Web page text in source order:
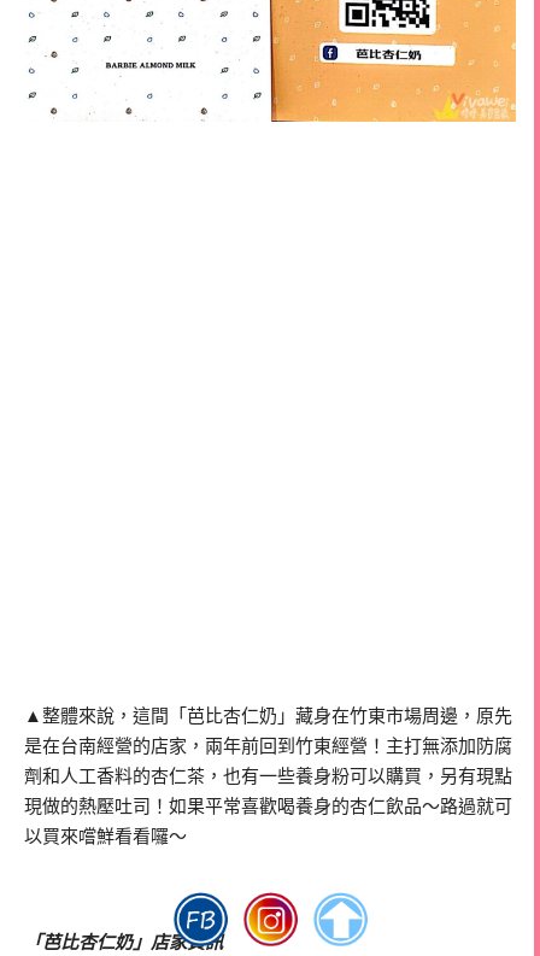
▲整體來說，這間「芭比杏仁奶」藏身在竹東市場周邊，原先
是在台南經營的店家，兩年前回到竹東經營！主打無添加防腐
劑和人工香料的杏仁茶，也有一些養身粉可以購買，另有現點
現做的熱壓吐司！如果平常喜歡喝養身的杏仁飲品～路過就可
以買來嚐鮮看看囉～
「芭比杏仁奶」店家資訊